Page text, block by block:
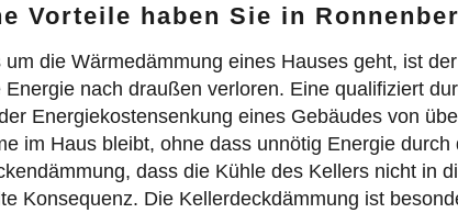
Vorteile haben Sie in
um die Wärmedämmung eines Hauses geht, ist
Energie nach draußen verloren. Eine qualifiziert
Energiekostensenkung eines Gebäudes von
im Haus bleibt, ohne dass unnötig Energie
dass die Kühle des Kellers nicht in
Konsequenz. Die Kellerdeckdämmung ist